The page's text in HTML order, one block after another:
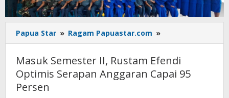
Papua Star » Ragam Papuastar.com »
Semester
Rustam
Efendi
Masuk Semester II, Rustam Efendi
Optimis Serapan Anggaran Capai 95
Persen